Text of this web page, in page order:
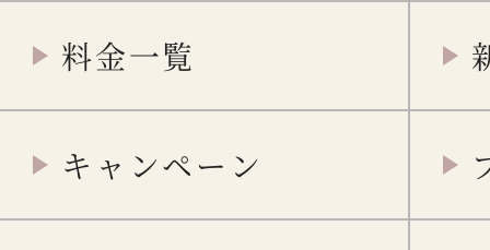
料金一覧
キャンペーン